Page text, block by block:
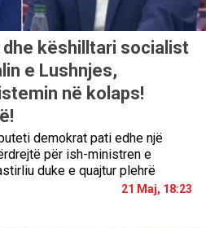
këshilltari socialist
e Lushnjes,
në kolaps!
demokrat pati edhe një
për ish-ministren e
duke e quajtur plehrë
21 Maj, 18:23